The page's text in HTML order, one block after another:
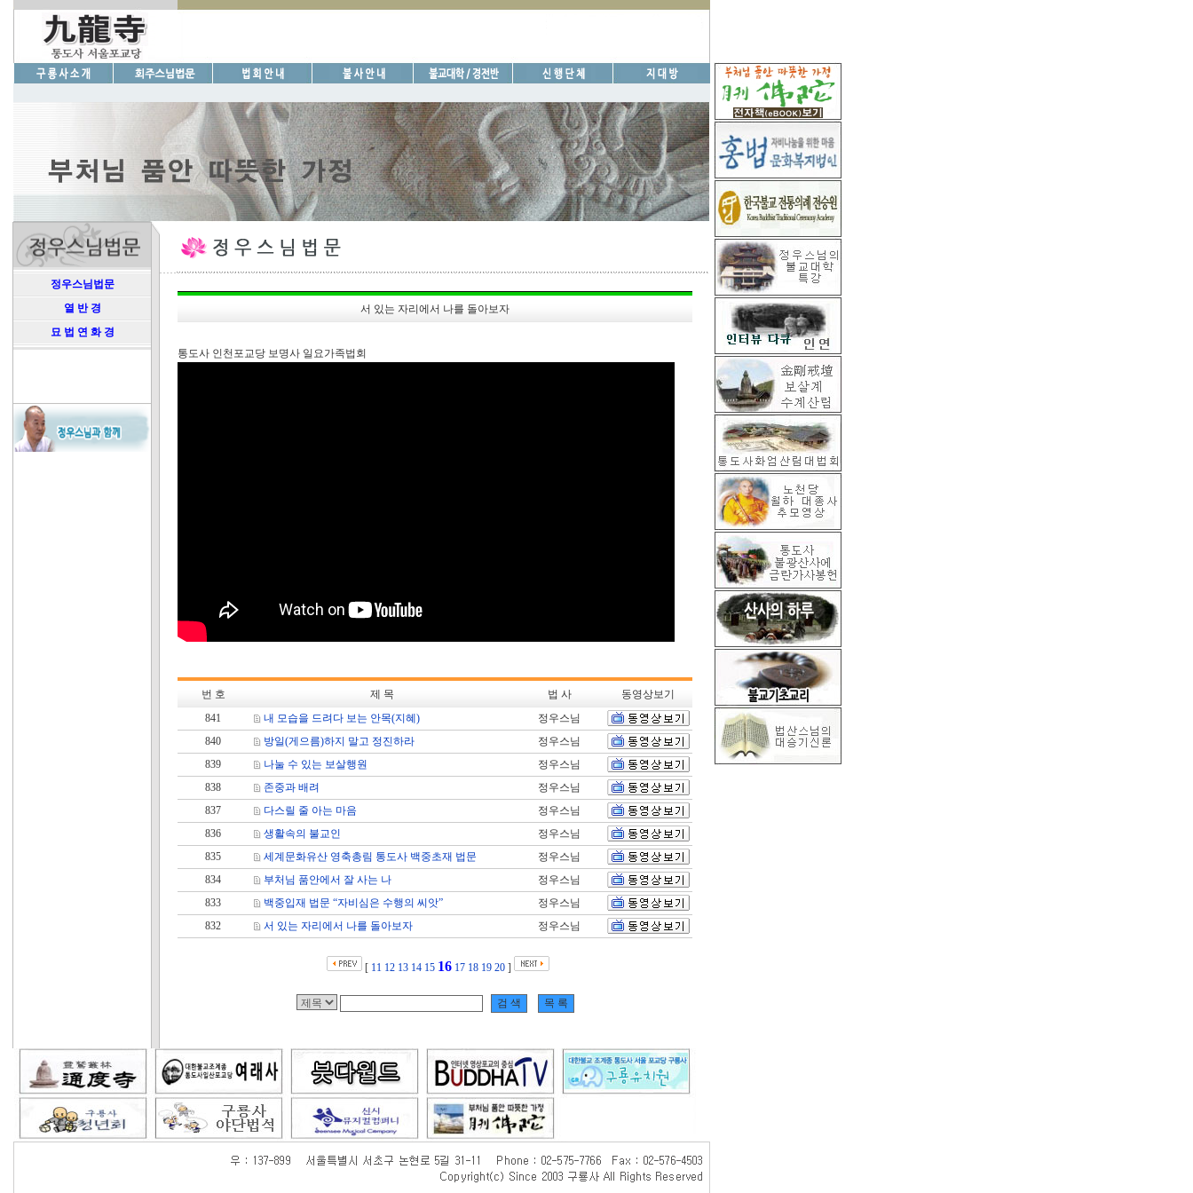
정우스님법문
열 반 경
묘 법 연 화 경
서 있는 자리에서 나를 돌아보자
통도사 인천포교당 보명사 일요가족법회
번 호 제 목 법 사
동영상보기
841
내 모습을 드려다 보는 안목(지혜)
정우스님
840
방일(게으름)하지 말고 정진하라
정우스님
839
나눌 수 있는 보살행원
정우스님
838
존중과 배려
정우스님
837
다스릴 줄 아는 마음
정우스님
836
생활속의 불교인
정우스님
835
세계문화유산 영축총림 통도사 백중초재 법문
정우스님
834
부처님 품안에서 잘 사는 나
정우스님
833
백중입재 법문 “자비심은 수행의 씨앗”
정우스님
832
서 있는 자리에서 나를 돌아보자 정우스님
[ 11 12 13 14 15 16 17 18 19 20]